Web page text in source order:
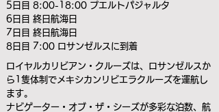
5日目 8:00-18:00 プエルトパジャルタ
6日目 終日航海日
7日目 終日航海日
8日目 7:00 ロサンゼルスに到着
ロイヤルカリビアン・クルーズは、ロサンゼルスか
ら1隻体制でメキシカンリビエラクルーズを運航し
ます。
ナビゲーター・オブ・ザ・シーズが多彩な泊数、航